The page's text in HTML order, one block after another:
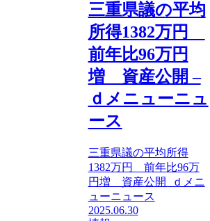
三重県議の平均
所得1382万円
前年比96万円
増 資産公開 –
ｄメニューニュ
ース
三重県議の平均所得
1382万円 前年比96万
円増 資産公開 ｄメニ
ューニュース
2025.06.30